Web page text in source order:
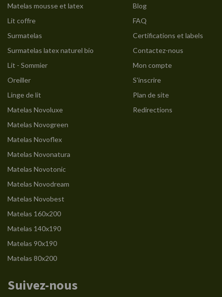
Matelas mousse et latex
Lit coffre
Surmatelas
Surmatelas latex naturel bio
Lit - Sommier
Oreiller
Linge de lit
Matelas Novoluxe
Matelas Novogreen
Matelas Novoflex
Matelas Novonatura
Matelas Novotonic
Matelas Novodream
Matelas Novobest
Matelas 160x200
Matelas 140x190
Matelas 90x190
Matelas 80x200
Blog
FAQ
Certifications et labels
Contactez-nous
Mon compte
S'inscrire
Plan de site
Redirections
Suivez-nous